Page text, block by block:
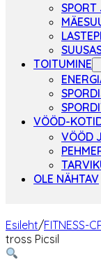
SPORT
TOITUMINE
VÖÖD-
VÖÖD
OLE NÄHTAV
Esileht/FITNESS-
tross Picsil